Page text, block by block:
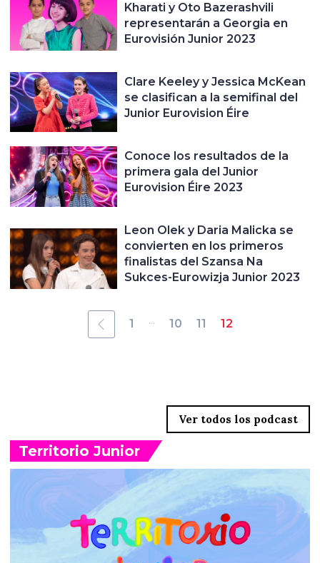
Kharati y Oto Bazerashvili
representarán a Georgia en
Eurovisión Junior 2023
Clare Keeley y Jessica McKean
se clasifican a la semifinal del
Junior Eurovision Éire
Conoce los resultados de la
primera gala del Junior
Eurovision Éire 2023
Leon Olek y Daria Malicka se
convierten en los primeros
finalistas del Szansa Na
Sukces-Eurowizja Junior 2023
1 ... 10 11 12
Ver todos los podcast
Territorio Junior